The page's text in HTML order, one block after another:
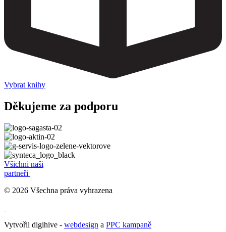
Vybrat knihy
Děkujeme za podporu
Všichni naši
partneři
© 2026 Všechna práva vyhrazena
Vytvořil digihive - webdesign a PPC kampaně